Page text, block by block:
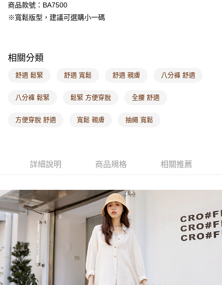
每筆NT$60，滿NT$1,000(含以上)免運費
付款後門市自取
每筆NT$60，滿NT$1,000(含以上)免運費
商品款號：BA7500
※寬鬆版型，建議可選購小一碼
相關分類
舒適 鬆緊 舒適 寬鬆 舒適 親膚 八分褲 舒適
八分褲 鬆緊 鬆緊 方便穿脫 全腰 舒適
方便穿脫 舒適 寬鬆 親膚 抽繩 寬鬆
詳細說明 商品規格 相關推薦